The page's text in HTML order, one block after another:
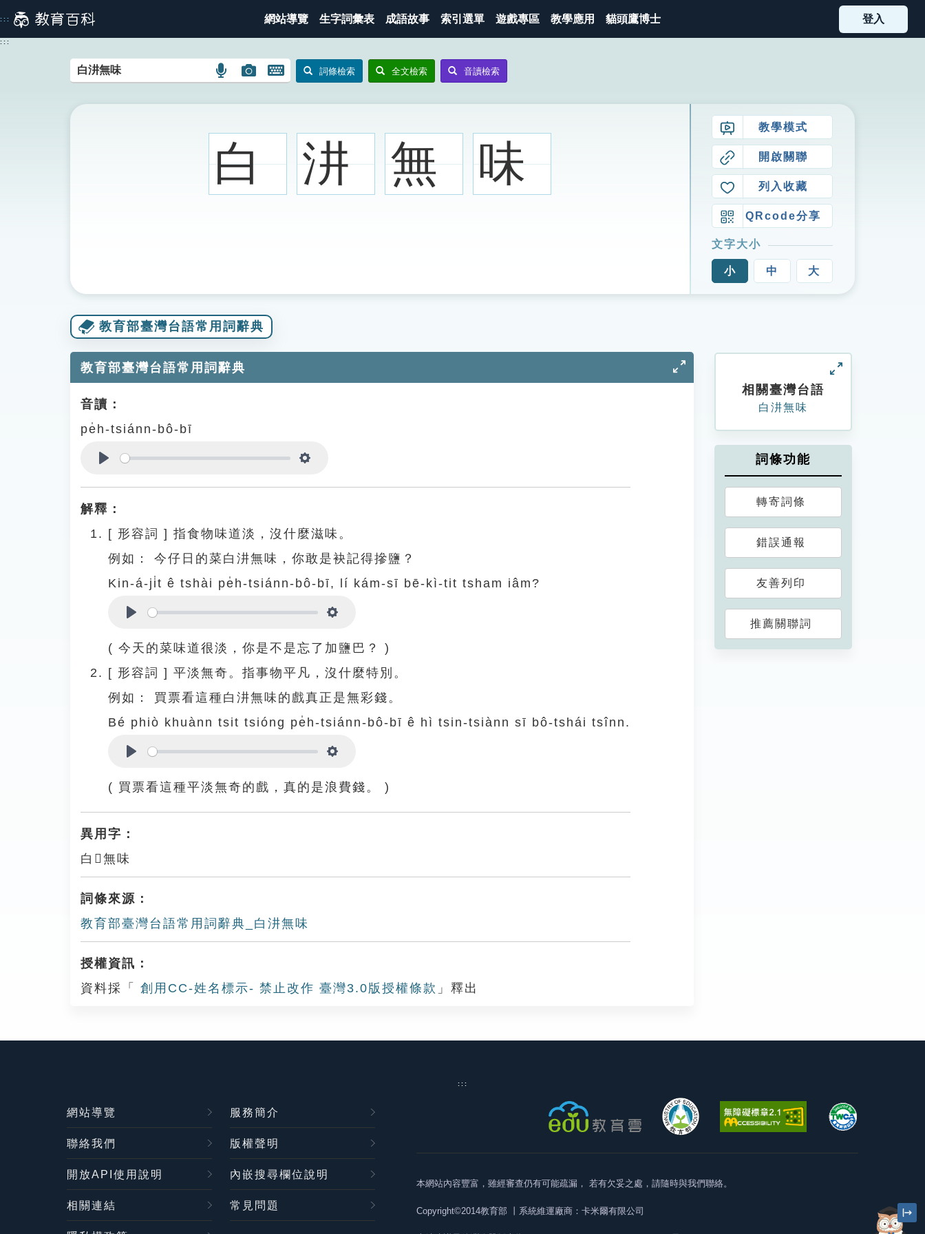
到
主
::: 網站導覽 生字詞彙表 成語故事 索引選單 遊戲專區 教學應用 貓頭鷹博士 登入
:::
語
搜
圖
示
圖
搜
圖
示
開
鍵
圖
詞條檢索 全文檢索 音讀檢索
白 汫 無 味
教學模式
開啟關聯
列入收藏
QRcode分享
文字大小
小 中 大
教育部臺灣台語常用詞辭典
教育部臺灣台語常用詞辭典
音讀：
pe̍h-tsiánn-bô-bī
解釋：
[ 形容詞 ] 指食物味道淡，沒什麼滋味。
例如：
今仔日的菜白汫無味，你敢是袂記得摻鹽？
Kin-á-ji̍t ê tshài pe̍h-tsiánn-bô-bī, lí kám-sī bē-kì-tit tsham iâm?
( 今天的菜味道很淡，你是不是忘了加鹽巴？ )
[ 形容詞 ] 平淡無奇。指事物平凡，沒什麼特別。
例如：
買票看這種白汫無味的戲真正是無彩錢。
Bé phiò khuànn tsit tsióng pe̍h-tsiánn-bô-bī ê hì tsin-tsiànn sī bô-tshái tsînn.
( 買票看這種平淡無奇的戲，真的是浪費錢。 )
異用字：
白𩟗無味
詞條來源：
教育部臺灣台語常用詞辭典_白汫無味
授權資訊：
資料採「
創用CC-姓名標示- 禁止改作 臺灣3.0版授權條款 」釋出
相關臺灣台語
白汫無味
詞條功能
轉寄詞條
錯誤通報
友善列印
推薦關聯詞
:::
網站導覽 服務簡介
聯絡我們 版權聲明
開放API使用說明 內嵌搜尋欄位說明
相關連結 常見問題
本網站內容豐富，雖經審查仍有可能疏漏， 若有欠妥之處，請隨時與我們聯絡。
Copyright©2014教育部 丨系統維運廠商：卡米爾有限公司